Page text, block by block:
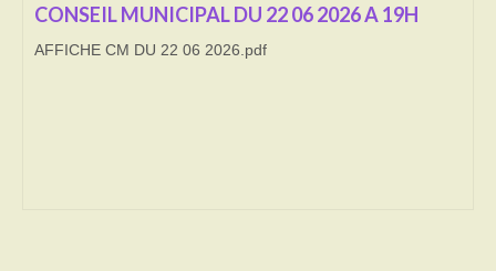
Culte
Correspondants de presse
CONSEIL MUNICIPAL DU 22 06 2026 A 19H
AFFICHE CM DU 22 06 2026.pdf